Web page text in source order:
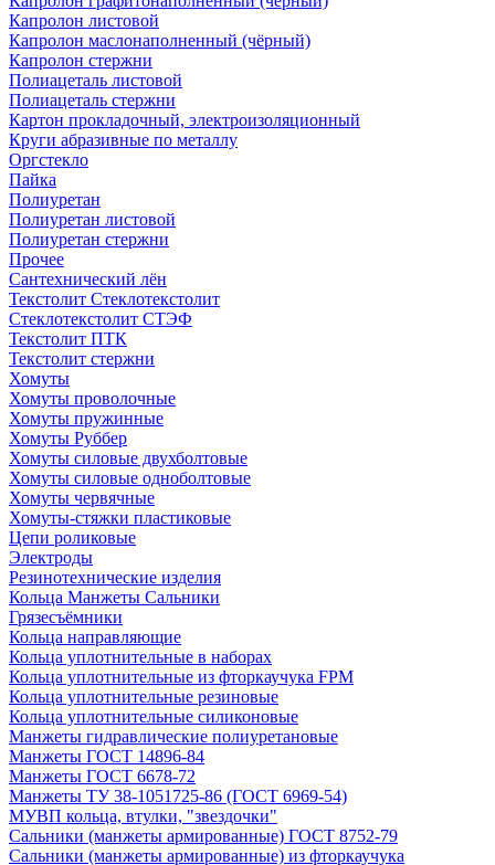
Капролон листовой
Капролон маслонаполненный (чёрный)
Капролон стержни
Полиацеталь листовой
Полиацеталь стержни
Картон прокладочный, электроизоляционный
Круги абразивные по металлу
Оргстекло
Пайка
Полиуретан
Полиуретан листовой
Полиуретан стержни
Прочее
Сантехнический лён
Текстолит Стеклотекстолит
Стеклотекстолит СТЭФ
Текстолит ПТК
Текстолит стержни
Хомуты
Хомуты проволочные
Хомуты пружинные
Хомуты Руббер
Хомуты силовые двухболтовые
Хомуты силовые одноболтовые
Хомуты червячные
Хомуты-стяжки пластиковые
Цепи роликовые
Электроды
Резинотехнические изделия
Кольца Манжеты Сальники
Грязесъёмники
Кольца направляющие
Кольца уплотнительные в наборах
Кольца уплотнительные из фторкаучука FPM
Кольца уплотнительные резиновые
Кольца уплотнительные силиконовые
Манжеты гидравлические полиуретановые
Манжеты ГОСТ 14896-84
Манжеты ГОСТ 6678-72
Манжеты ТУ 38-1051725-86 (ГОСТ 6969-54)
МУВП кольца, втулки, "звездочки"
Сальники (манжеты армированные) ГОСТ 8752-79
Сальники (манжеты армированные) из фторкаучука